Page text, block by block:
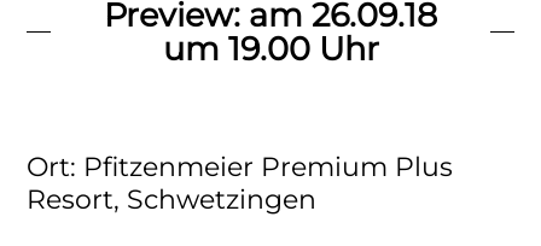
Preview: am 26.09.18
um 19.00 Uhr
Ort: Pfitzenmeier Premium Plus
Resort, Schwetzingen